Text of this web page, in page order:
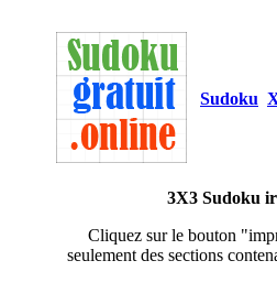
Sudoku
3X3 Sudoku
Cliquez sur le bouton
seulement des sections